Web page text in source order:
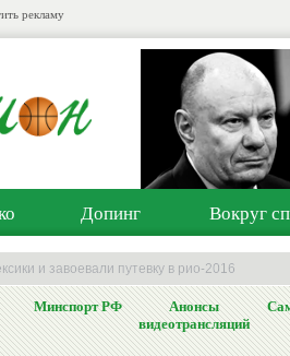
рекламу
Допинг Вокруг
и завоевали путевку в рио-2016
Минспорт РФ
Анонсы
видеотрансляций